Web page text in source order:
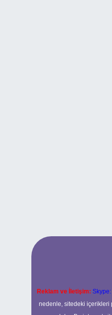
Reklam ve İletişim:
nedenle, sitedeki içerikleri